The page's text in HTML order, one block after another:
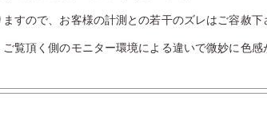
すので、お客様の計測との若干のズレはご容赦下
覧頂く側のモニター環境による違いで微妙に色